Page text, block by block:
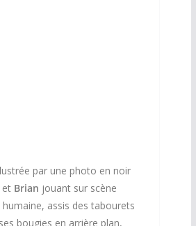
par une photo en noir
Brian jouant sur scène
humaine, assis des tabourets
bougies en arrière plan,